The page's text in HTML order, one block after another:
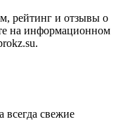
рейтинг и отзывы о
на информационном
всегда свежие